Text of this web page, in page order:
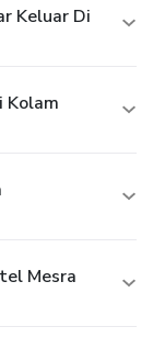
Keluar Di
Kolam
Mesra